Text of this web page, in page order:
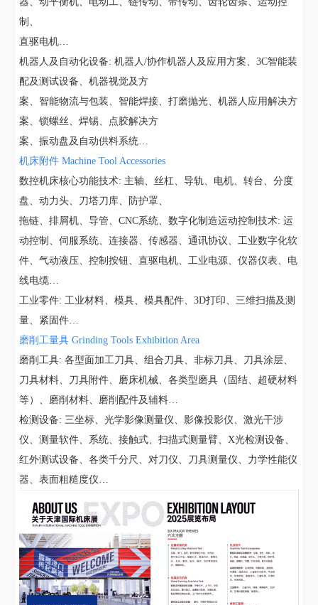
制、
直驱电机…
机器人及自动化设备: 机器人/协作机器人及应用方案、3C智能装
配及测试设备、机器视觉及方
案、智能物流与包装、智能焊接、打磨抛光、机器人应用解决方
案、锁螺丝、焊锡、点胶解决方
案、振动盘及自动供料系统…
机床附件 Machine Tool Accessories
数控机床核心功能技术: 主轴、丝杠、导轨、电机、转台、分度
盘、动力头、刀塔刀库、防护罩、
拖链、排屑机、导管、CNC系统、数字化制造运动控制技术: 运
动控制、伺服系统、连接器、传感器、通讯协议、工业数字化软
件、气动液压、控制按钮、直驱电机、工业电源、仪器仪表、电
线电缆…
工业零件: 工业材料、模具、模具配件、3D打印、三维扫描及测
量、紧固件…
磨削工量具 Grinding Tools Exhibition Area
磨削工具: 各型面加工刀具、组合刀具、非标刀具、刀具涂层、
刀具材料、刀具附件、磨床机械、各类型磨具（固结、超硬材料
等）、磨削材料、磨削配件及辅料…
检测设备: 三坐标、光学影像测量仪、影像投影仪、激光干涉
仪、测量软件、系统、接触式、扫描式测量臂、X光检测设备、
红外测试设备、各类千分尺、对刀仪、刀具测量仪、力学性能仪
器、表面粗糙度仪…